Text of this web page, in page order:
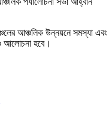
আঞ্চলিক উন্নয়নে সমস্যা এবং
আলোচনা হবে।